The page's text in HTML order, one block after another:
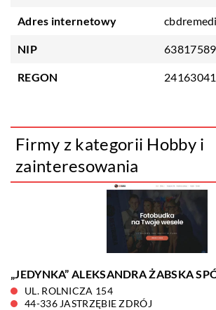
Adres internetowy
NIP
REGON
Firmy z kategorii Hobby i
zainteresowania
„JEDYNKA” ALEKSANDRA ŻABSKA
UL. ROLNICZA 154
44-336 JASTRZĘBIE ZDRÓJ